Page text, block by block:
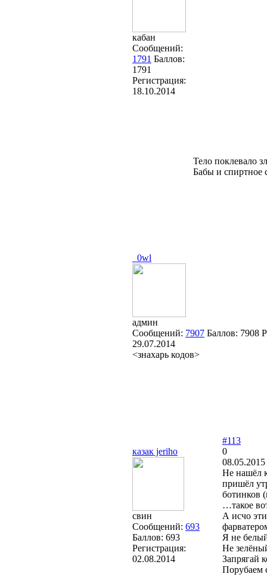
кабан
Сообщений:
1791 Баллов:
1791
Регистрация:
18.10.2014
Тело поклевало
Бабы и спиртное
_0wl
админ
Сообщений: 7907 Баллов: 7908
29.07.2014
<знахарь кодов>
казак jeriho
свин
Сообщений: 693
Баллов: 693
Регистрация:
02.08.2014
#113
0
Не нашёл
пришёл
ботинков
…такое
А исчо
Я не
Не
Запрягай
Порубаем